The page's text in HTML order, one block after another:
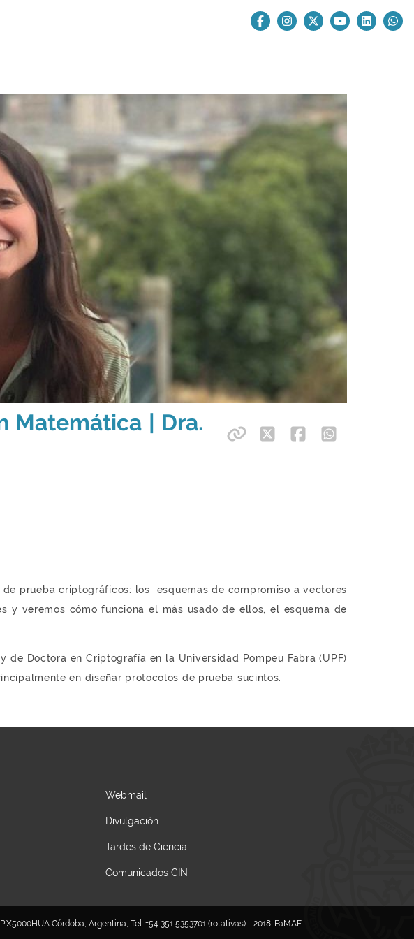
Matemática | Dra.
prueba criptográficos: los esquemas de compromiso a vectores
y veremos cómo funciona el más usado de ellos, el esquema de
de Doctora en Criptografía en la Universidad Pompeu Fabra (UPF)
en diseñar protocolos de prueba sucintos.
Webmail
Divulgación
Tardes de Ciencia
Comunicados CIN
Córdoba, Argentina, Tel: +54 351 5353701 (rotativas) - 2018. FaMAF